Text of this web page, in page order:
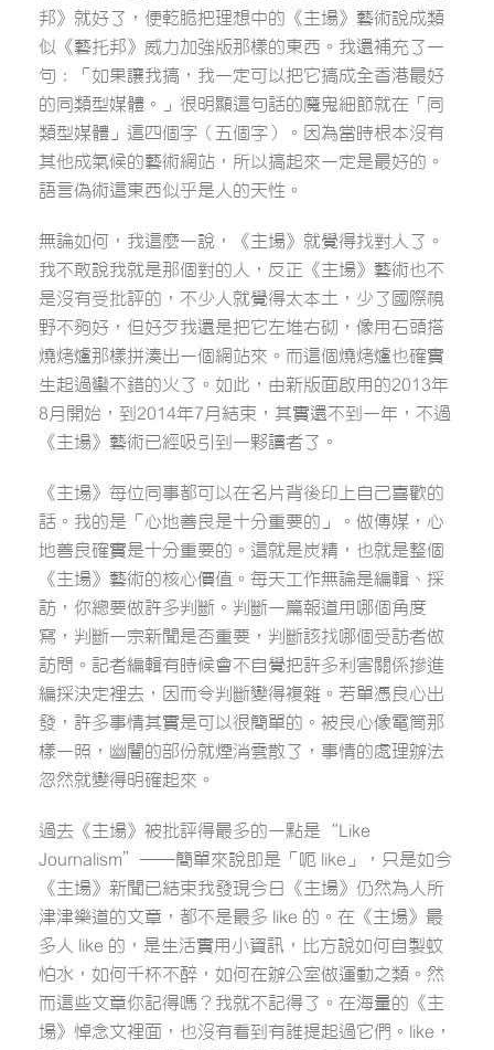
邦》就好了，便乾脆把理想中的《主場》藝術說成類
似《藝托邦》威力加強版那樣的東西。我還補充了一
句：「如果讓我搞，我一定可以把它搞成全香港最好
的同類型媒體。」很明顯這句話的魔鬼細節就在「同
類型媒體」這四個字（五個字）。因為當時根本沒有
其他成氣候的藝術網站，所以搞起來一定是最好的。
語言偽術這東西似乎是人的天性。
無論如何，我這麼一說，《主場》就覺得找對人了。
我不敢說我就是那個對的人，反正《主場》藝術也不
是沒有受批評的，不少人就覺得太本土，少了國際視
野不夠好，但好歹我還是把它左堆右砌，像用石頭搭
燒烤爐那樣拼湊出一個網站來。而這個燒烤爐也確實
生起過蠻不錯的火了。如此，由新版面啟用的2013年
8月開始，到2014年7月結束，其實還不到一年，不過
《主場》藝術已經吸引到一夥讀者了。
《主場》每位同事都可以在名片背後印上自己喜歡的
話。我的是「心地善良是十分重要的」。做傳媒，心
地善良確實是十分重要的。這就是炭精，也就是整個
《主場》藝術的核心價值。每天工作無論是編輯、採
訪，你總要做許多判斷。判斷一篇報道用哪個角度
寫，判斷一宗新聞是否重要，判斷該找哪個受訪者做
訪問。記者編輯有時候會不自覺把許多利害關係摻進
編採決定裡去，因而令判斷變得複雜。若單憑良心出
發，許多事情其實是可以很簡單的。被良心像電筒那
樣一照，幽闇的部份就煙消雲散了，事情的處理辦法
忽然就變得明確起來。
過去《主場》被批評得最多的一點是“Like
Journalism”──簡單來說即是「呃 like」，只是如今
《主場》新聞已結束我發現今日《主場》仍然為人所
津津樂道的文章，都不是最多 like 的。在《主場》最
多人 like 的，是生活實用小資訊，比方說如何自製蚊
怕水，如何千杯不醉，如何在辦公室做運動之類。然
而這些文章你記得嗎？我就不記得了。在海量的《主
場》悼念文裡面，也沒有看到有誰提起過它們。like，